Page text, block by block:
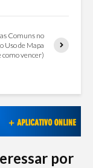
Comuns no
Uso de Mapa
como vencer)
por